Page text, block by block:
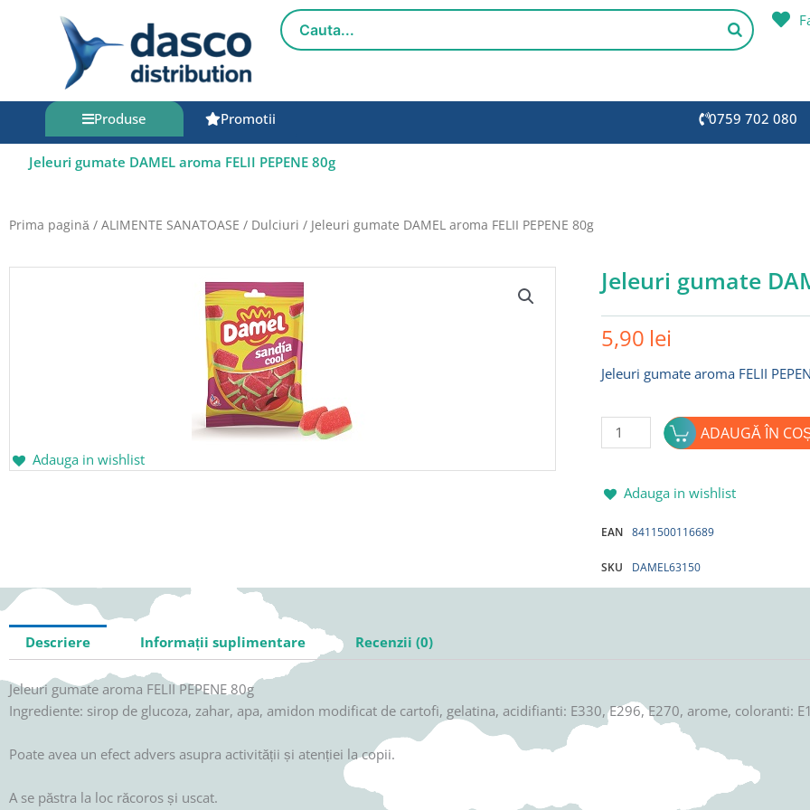
Produse Promotii 0759 702 080
Jeleuri gumate DAMEL aroma FELII PEPENE 80g
Prima pagină / ALIMENTE SANATOASE / Dulciuri / Jeleuri gumate DAMEL aroma FELII PEPENE 80g
Adauga in wishlist
Jeleuri gumate
5,90 lei
Jeleuri gumate aroma FELII
Cantitate
Jeleuri
DAMEL
FELII
ADAUGĂ ÎN
Adauga in wishlist
EAN 8411500116689
SKU DAMEL63150
Descriere Informații suplimentare Recenzii (0)
Jeleuri gumate aroma FELII PEPENE 80g
Ingrediente: sirop de glucoza, zahar, apa, amidon modificat de cartofi, gelatina, acidifianti: E330, E296, E270, arome, coloranti:
Poate avea un efect advers asupra activității și atenției la copii.
A se păstra la loc răcoros și uscat.